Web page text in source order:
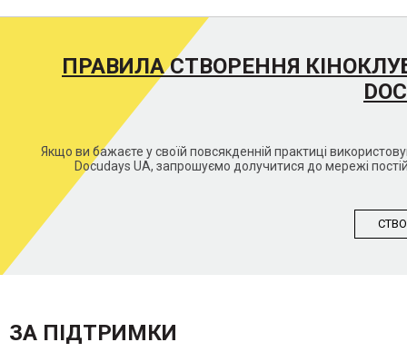
ПРАВИЛА СТВОРЕННЯ
Якщо ви бажаєте у своїй повсякденній практиці
Docudays UA, запрошуємо долучитися до мережі
ЗА ПІДТРИМКИ